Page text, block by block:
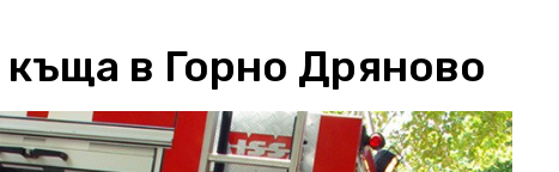
в Горно Дряново